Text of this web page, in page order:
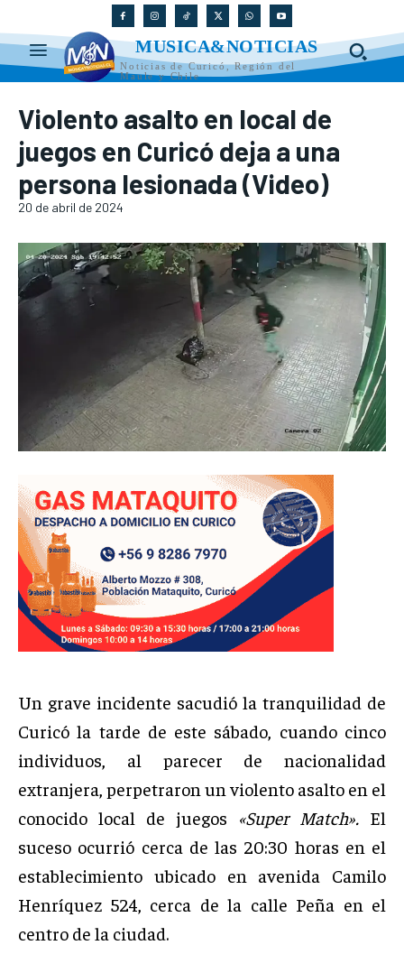
MUSICA&NOTICIAS
Noticias de Curicó, Región del
Maule y Chile
Violento asalto en local de
juegos en Curicó deja a una
persona lesionada (Video)
20 de abril de 2024
Un grave incidente sacudió la tranquilidad de
Curicó la tarde de este sábado, cuando cinco
individuos, al parecer de nacionalidad
extranjera, perpetraron un violento asalto en el
conocido local de juegos «Super Match».El
suceso ocurrió cerca de las 20:30 horas en el
establecimiento ubicado en avenida Camilo
Henríquez 524, cerca de la calle Peña en el
centro de la ciudad.